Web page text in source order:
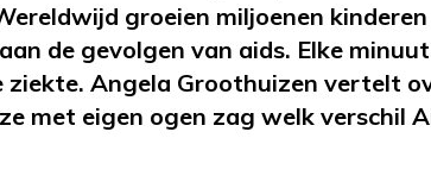
groeien miljoenen
de gevolgen van aids. Elke
ziekte. Angela Groothuizen vertelt
met eigen ogen zag welk verschil